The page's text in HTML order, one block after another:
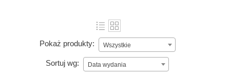
Pokaż produkty: Wszystkie
Sortuj wg: Data wydania